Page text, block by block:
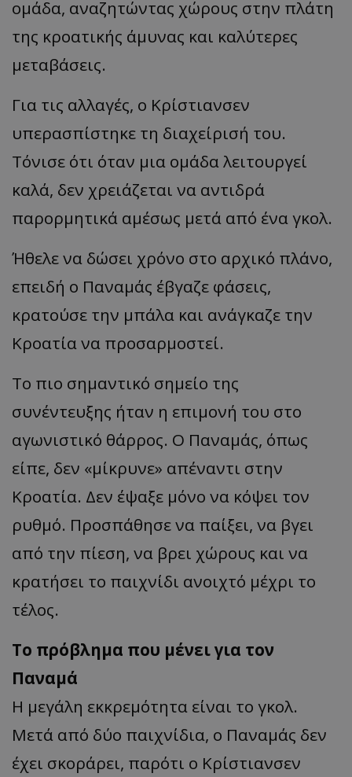
ομάδα, αναζητώντας χώρους στην πλάτη
της κροατικής άμυνας και καλύτερες
μεταβάσεις.
Για τις αλλαγές, ο Κρίστιανσεν
υπερασπίστηκε τη διαχείρισή του.
Τόνισε ότι όταν μια ομάδα λειτουργεί
καλά, δεν χρειάζεται να αντιδρά
παρορμητικά αμέσως μετά από ένα γκολ.
Ήθελε να δώσει χρόνο στο αρχικό πλάνο,
επειδή ο Παναμάς έβγαζε φάσεις,
κρατούσε την μπάλα και ανάγκαζε την
Κροατία να προσαρμοστεί.
Το πιο σημαντικό σημείο της
συνέντευξης ήταν η επιμονή του στο
αγωνιστικό θάρρος. Ο Παναμάς, όπως
είπε, δεν «μίκρυνε» απέναντι στην
Κροατία. Δεν έψαξε μόνο να κόψει τον
ρυθμό. Προσπάθησε να παίξει, να βγει
από την πίεση, να βρει χώρους και να
κρατήσει το παιχνίδι ανοιχτό μέχρι το
τέλος.
Το πρόβλημα που μένει για τον
Παναμά
Η μεγάλη εκκρεμότητα είναι το γκολ.
Μετά από δύο παιχνίδια, ο Παναμάς δεν
έχει σκοράρει, παρότι ο Κρίστιανσεν